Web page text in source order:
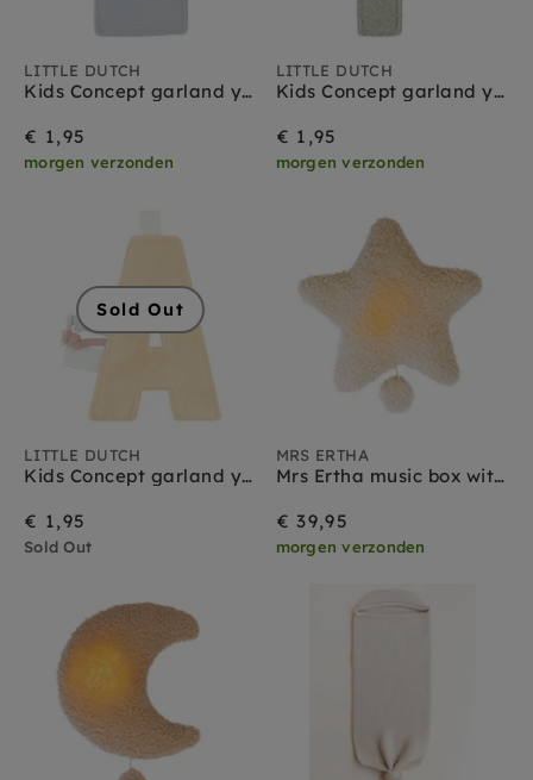
LITTLE DUTCH
Kids Concept garland yellow pink 290 cm
€ 1,95
morgen verzonden
LITTLE DUTCH
Kids Concept garland yellow pink 290 cm
€ 1,95
morgen verzonden
Sold Out
LITTLE DUTCH
Kids Concept garland yellow pink 290 cm
€ 1,95
Sold Out
MRS ERTHA
Mrs Ertha music box with light Star
€ 39,95
morgen verzonden